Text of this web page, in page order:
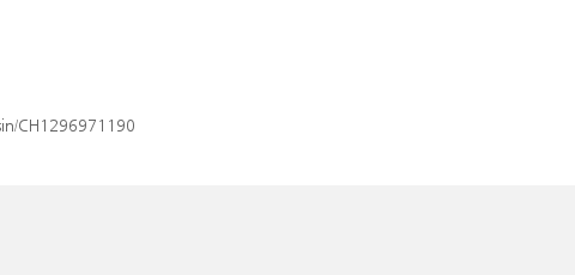
CH1296971190